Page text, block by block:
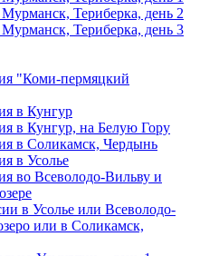
Териберка, день 2
Териберка, день 3
"Коми-пермяцкий
в Кунгур
в Кунгур, на Белую Гору
в Соликамск, Чердынь
в Усолье
во Всеволодо-Вильву и
в Усолье или Всеволодо-
или в Соликамск,